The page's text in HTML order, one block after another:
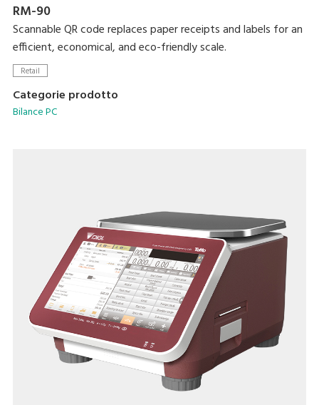
RM-90
Scannable QR code replaces paper receipts and labels for an
efficient, economical, and eco-friendly scale.
Retail
Categorie prodotto
Bilance PC